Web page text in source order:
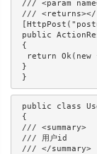
/// <param
/// <returns></
public
{
return Ok(new
}
}
public class
{
/// <summary>
/// 用户id
/// </summary>